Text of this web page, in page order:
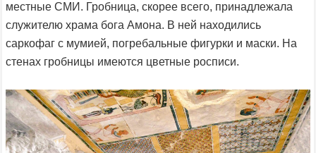
местные СМИ. Гробница, скорее всего, принадлежала
служителю храма бога Амона. В ней находились
саркофаг с мумией, погребальные фигурки и маски. На
стенах гробницы имеются цветные росписи.